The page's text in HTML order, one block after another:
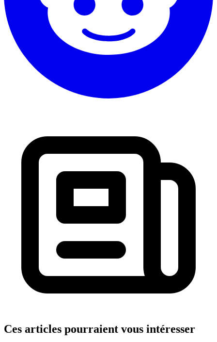
Ces articles pourraient vous intéresser